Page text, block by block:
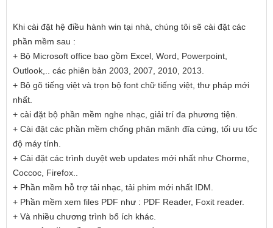
Khi cài đặt hệ điều hành win tại nhà, chúng tôi sẽ cài đặt các
phần mềm sau :
+ Bộ Microsoft office bao gồm Excel, Word, Powerpoint,
Outlook,.. các phiên bản 2003, 2007, 2010, 2013.
+ Bộ gõ tiếng việt và trọn bộ font chữ tiếng việt, thư pháp mới
nhất.
+ cài đặt bộ phần mềm nghe nhạc, giải trí đa phương tiện.
+ Cài đặt các phần mềm chống phân mãnh đĩa cứng, tối ưu tốc
độ máy tính.
+ Cài đặt các trình duyệt web updates mới nhất như Chorme,
Coccoc, Firefox..
+ Phần mềm hỗ trợ tải nhạc, tải phim mới nhất IDM.
+ Phần mềm xem files PDF như : PDF Reader, Foxit reader.
+ Và nhiều chương trình bổ ích khác.